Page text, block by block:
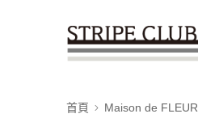
首頁 Maison de FLEUR